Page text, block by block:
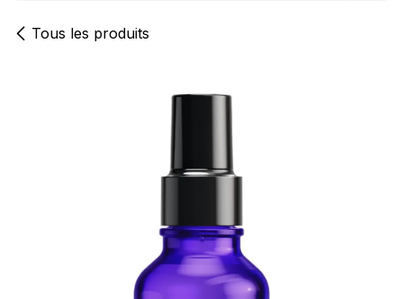
Tous les produits